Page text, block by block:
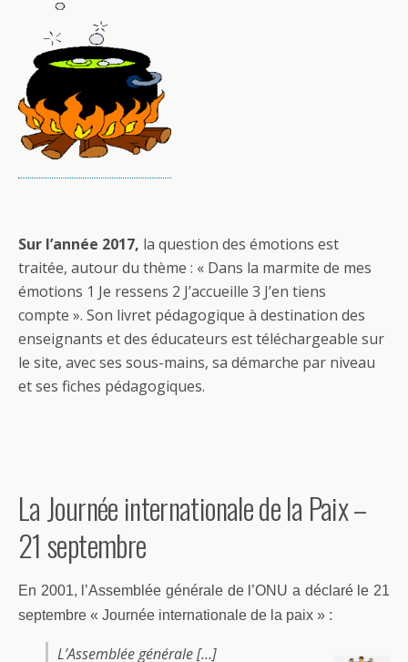
Sur l’année 2017, la question des émotions est
traitée, autour du thème : « Dans la marmite de mes
émotions 1 Je ressens 2 J’accueille 3 J’en tiens
compte ». Son livret pédagogique à destination des
enseignants et des éducateurs est téléchargeable sur
le site, avec ses sous-mains, sa démarche par niveau
et ses fiches pédagogiques.
La Journée internationale de la Paix –
21 septembre
En 2001, l’Assemblée générale de l’ONU a déclaré le 21
septembre « Journée internationale de la paix » :
L’Assemblée générale […]